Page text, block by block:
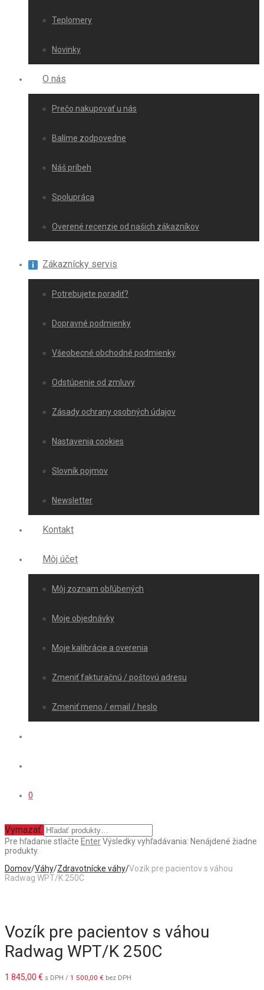
Teplomery
Novinky
O nás
Prečo nakupovať u nás
Balíme zodpovedne
Náš príbeh
Spolupráca
Overené recenzie od našich zákazníkov
Zákaznícky servis
Potrebujete poradiť?
Dopravné podmienky
Všeobecné obchodné podmienky
Odstúpenie od zmluvy
Zásady ochrany osobných údajov
Nastavenia cookies
Slovník pojmov
Newsletter
Kontakt
Môj účet
Môj zoznam obľúbených
Moje objednávky
Moje kalibrácie a overenia
Zmeniť fakturačnú / poštovú adresu
Zmeniť meno / email / heslo
0
Vymazať
Pre hľadanie stlačte EnterVýsledky vyhľadávania: Nenájdené žiadne
produkty.
Domov/Váhy/Zdravotnícke váhy/Vozík pre pacientov s váhou
Radwag WPT/K 250C
Vozík pre pacientov s váhou
Radwag WPT/K 250C
1 845,00 € s DPH / 1 500,00 € bez DPH